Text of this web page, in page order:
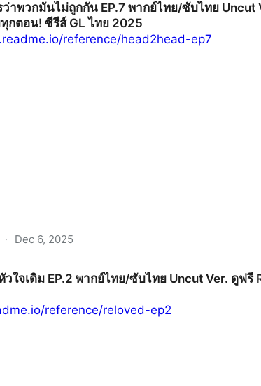
าพวกมันไม่ถูกกัน EP.7 พากย์ไทย/ซับไทย Uncut
กตอน! ซีรีส์ GL ไทย 2025
reference/head2head-ep7
· Dec 6, 2025
วใจเดิม EP.2 พากย์ไทย/ซับไทย Uncut Ver. ดูฟ
reference/reloved-ep2